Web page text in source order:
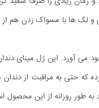
لک ها با مسواک زدن هم از
می آورد. این ژل مینای
حتی به مراقبت از دندان
روزانه از این محصول